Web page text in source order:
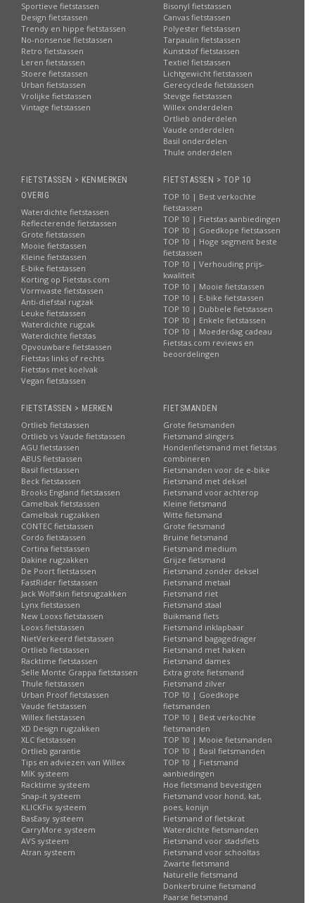
Sportieve fietstassen
Design fietstassen
Trendy en hippe fietstassen
No-nonsense fietstassen
Retro fietstassen
Leren fietstassen
Stoere fietstassen
Urban fietstassen
Vrolijke fietstassen
Vintage fietstassen
Bisonyl fietstassen
Canvas fietstassen
Polyester fietstassen
Tarpaulin fietstassen
Kunststof fietstassen
Textiel fietstassen
Lichtgewicht fietstassen
Gerecyclede fietstassen
Stevige fietstassen
Willex onderdelen
Ortlieb onderdelen
Vaude onderdelen
Basil onderdelen
Thule onderdelen
FIETSTASSEN > KENMERKEN
OVERIG
Waterdichte fietstassen
Reflecterende fietstassen
Grote fietstassen
Mooie fietstassen
Kleine fietstassen
E-bike fietstassen
Korting op Fietstas.com
Vormvaste fietstassen
Anti-diefstal rugzak
Leuke fietstassen
Waterdichte rugzak
Waterdichte fietstas
Opvouwbare fietstassen
Fietstas links of rechts
Fietstas met koelvak
Vegan fietstassen
FIETSTASSEN > TOP 10
TOP 10 | Best verkochte
fietstassen
TOP 10 | Fietstas aanbiedingen
TOP 10 | Goedkope fietstassen
TOP 10 | Hoge segment beste
fietstassen
TOP 10 | Verhouding prijs-
kwaliteit
TOP 10 | Mooie fietstassen
TOP 10 | E-bike fietstassen
TOP 10 | Dubbele fietstassen
TOP 10 | Enkele fietstassen
TOP 10 | Moederdag cadeau
Fietstas.com reviews en
beoordelingen
FIETSTASSEN > MERKEN
Ortlieb fietstassen
Ortlieb vs Vaude fietstassen
AGU fietstassen
ABUS fietstassen
Basil fietstassen
Beck fietstassen
Brooks England fietstassen
Camelbak fietstassen
Camelbak rugzakken
CONTEC fietstassen
Cordo fietstassen
Cortina fietstassen
Dakine rugzakken
De Poort fietstassen
FastRider fietstassen
Jack Wolfskin fietsrugzakken
Lynx fietstassen
New Looxs fietstassen
Looxs fietstassen
NietVerkeerd fietstassen
Ortlieb fietstassen
Racktime fietstassen
Selle Monte Grappa fietstassen
Thule fietstassen
Urban Proof fietstassen
Vaude fietstassen
Willex fietstassen
XD Design rugzakken
XLC fietstassen
Ortlieb garantie
Tips en adviezen van Willex
MIK systeem
Racktime systeem
Snap-it systeem
KLICKFix systeem
BasEasy systeem
CarryMore systeem
AVS systeem
Atran systeem
FIETSMANDEN
Grote fietsmanden
Fietsmand slingers
Hondenfietsmand met fietstas
combineren
Fietsmanden voor de e-bike
Fietsmand met deksel
Fietsmand voor achterop
Kleine fietsmand
Witte fietsmand
Grote fietsmand
Bruine fietsmand
Fietsmand medium
Grijze fietsmand
Fietsmand zonder deksel
Fietsmand metaal
Fietsmand riet
Fietsmand staal
Buikmand fiets
Fietsmand inklapbaar
Fietsmand bagagedrager
Fietsmand met haken
Fietsmand dames
Extra grote fietsmand
Fietsmand zilver
TOP 10 | Goedkope
fietsmanden
TOP 10 | Best verkochte
fietsmanden
TOP 10 | Mooie fietsmanden
TOP 10 | Basil fietsmanden
TOP 10 | Fietsmand
aanbiedingen
Hoe fietsmand bevestigen
Fietsmand voor hond, kat,
poes, konijn
Fietsmand of fietskrat
Waterdichte fietsmanden
Fietsmand voor stadsfiets
Fietsmand voor schooltas
Zwarte fietsmand
Naturelle fietsmand
Donkerbruine fietsmand
Paarse fietsmand